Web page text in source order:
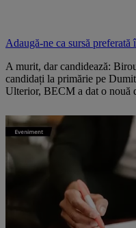
Adaugă-ne ca sursă preferată
A murit, dar candidează:
candidați la primărie pe
Ulterior, BECM a dat o nouă